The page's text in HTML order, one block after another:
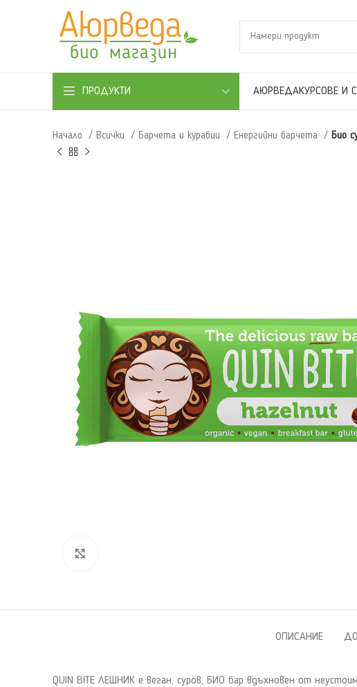
ПРОДУКТИ АЮРВЕДАКУРСОВЕ И
Начало Всички Барчета и курабии Енергийни барчета Био
ОПИСАНИЕ
QUIN BITE ЛЕШНИК е веган, суров, БИО бар вдъхновен от